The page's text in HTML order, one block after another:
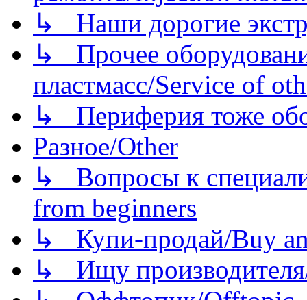
↳ Наши дорогие
↳ Прочее
пластмасс/Service of
↳ Периферия тоже
Разное/Other
↳ Вопросы к
from beginners
↳ Купи-продай/Buy
↳ Ищу